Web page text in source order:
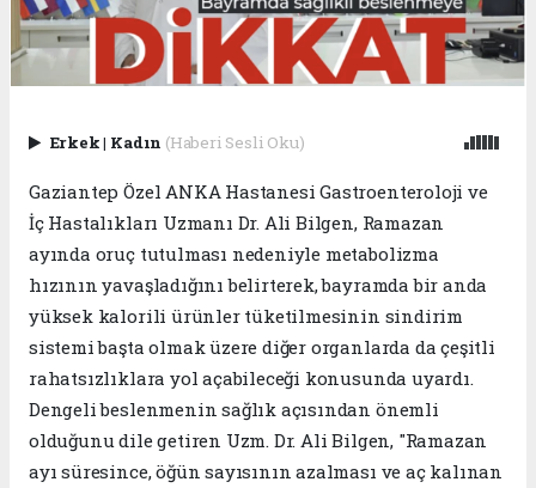
Erkek| Kadın (Haberi Sesli Oku)
Gaziantep Özel ANKA Hastanesi Gastroenteroloji ve
İç Hastalıkları Uzmanı Dr. Ali Bilgen, Ramazan
ayında oruç tutulması nedeniyle metabolizma
hızının yavaşladığını belirterek, bayramda bir anda
yüksek kalorili ürünler tüketilmesinin sindirim
sistemi başta olmak üzere diğer organlarda da çeşitli
rahatsızlıklara yol açabileceği konusunda uyardı.
Dengeli beslenmenin sağlık açısından önemli
olduğunu dile getiren Uzm. Dr. Ali Bilgen, "Ramazan
ayı süresince, öğün sayısının azalması ve aç kalınan